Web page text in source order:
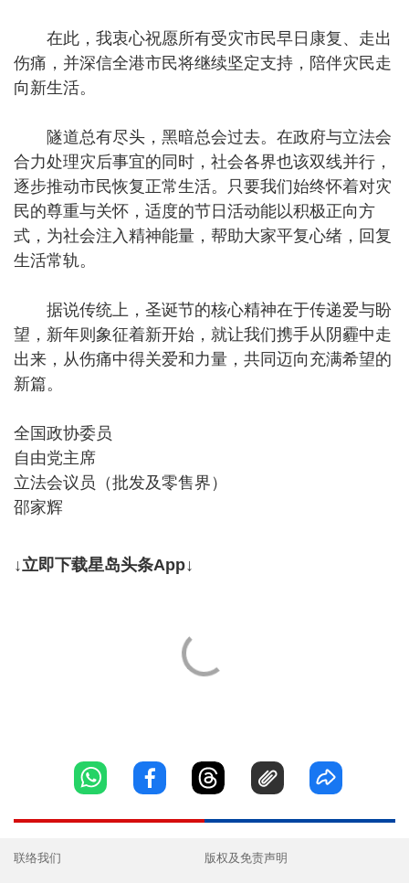
在此，我衷心祝愿所有受灾市民早日康复、走出
伤痛，并深信全港市民将继续坚定支持，陪伴灾民走
向新生活。
隧道总有尽头，黑暗总会过去。在政府与立法会
合力处理灾后事宜的同时，社会各界也该双线并行，
逐步推动市民恢复正常生活。只要我们始终怀着对灾
民的尊重与关怀，适度的节日活动能以积极正向方
式，为社会注入精神能量，帮助大家平复心绪，回复
生活常轨。
据说传统上，圣诞节的核心精神在于传递爱与盼
望，新年则象征着新开始，就让我们携手从阴霾中走
出来，从伤痛中得关爱和力量，共同迈向充满希望的
新篇。
全国政协委员
自由党主席
立法会议员（批发及零售界）
邵家辉
↓立即下载星岛头条App↓
联络我们 版权及免责声明